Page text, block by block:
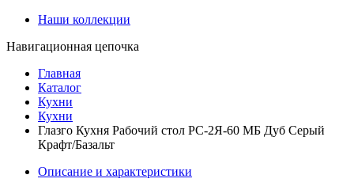
Наши коллекции
Навигационная цепочка
Главная
Каталог
Кухни
Кухни
Глазго Кухня Рабочий стол РС-2Я-60 МБ Дуб Серый
Крафт/Базальт
Описание и характеристики